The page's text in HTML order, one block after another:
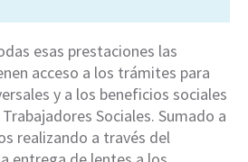
esas prestaciones las
acceso a los trámites para
y a los beneficios sociales
Sociales. Sumado a
realizando a través del